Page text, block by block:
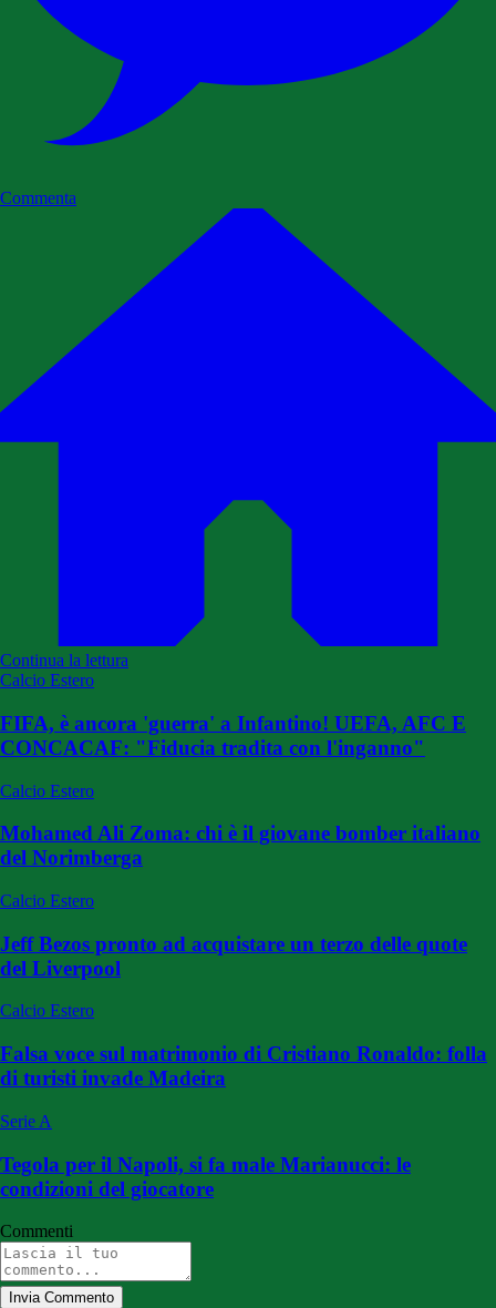
Commenta
Continua la lettura
Calcio Estero
FIFA, è ancora 'guerra' a Infantino! UEFA, AFC E
CONCACAF: "Fiducia tradita con l'inganno"
Calcio Estero
Mohamed Ali Zoma: chi è il giovane bomber italiano
del Norimberga
Calcio Estero
Jeff Bezos pronto ad acquistare un terzo delle quote
del Liverpool
Calcio Estero
Falsa voce sul matrimonio di Cristiano Ronaldo: folla
di turisti invade Madeira
Serie A
Tegola per il Napoli, si fa male Marianucci: le
condizioni del giocatore
Commenti
Invia Commento